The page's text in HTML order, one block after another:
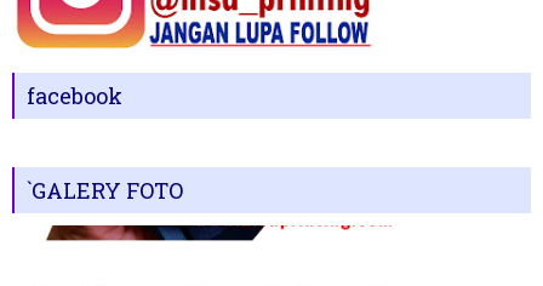
facebook
`GALERY FOTO